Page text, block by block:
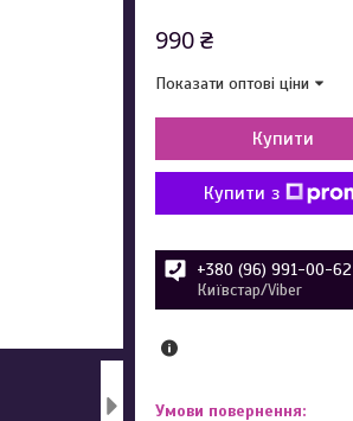
990 ₴
Показати оптові ціни
Купити
Купити з
+380 (96) 991-00-62
Київстар/Viber